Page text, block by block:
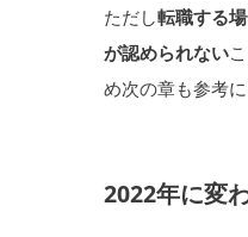
ただし転職する
が認められない
め次の章も参考
2022年に変